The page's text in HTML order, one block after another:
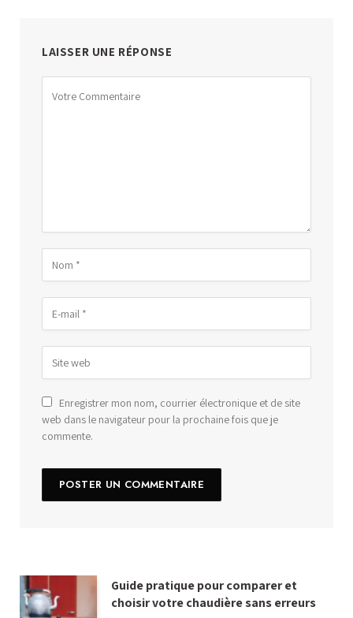
LAISSER UNE RÉPONSE
Enregistrer mon nom, courrier électronique et de site
web dans le navigateur pour la prochaine fois que je
commente.
Guide pratique pour comparer et
choisir votre chaudière sans erreurs